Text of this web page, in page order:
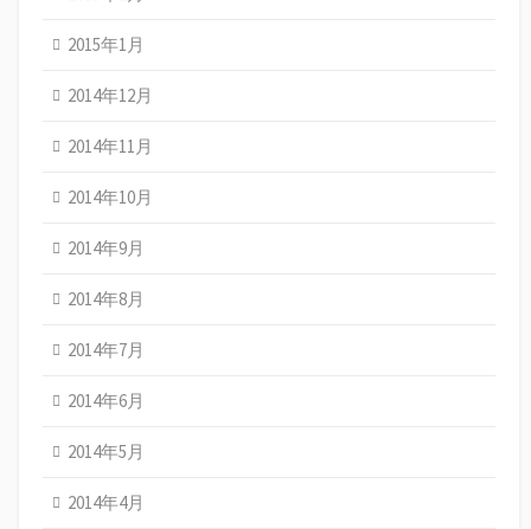
2015年1月
2014年12月
2014年11月
2014年10月
2014年9月
2014年8月
2014年7月
2014年6月
2014年5月
2014年4月